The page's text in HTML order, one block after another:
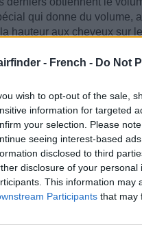
- French - Do Not
wish to opt-out of the sale,
information for targeted
your selection. Please
seeing interest-based
disclosed to third
disclosure of your personal
This information may
Participants that may
qui donne du volume,
hauteur aux cheveux sur
doux et d’avoir une
carré échelonné «
sur des coiffures